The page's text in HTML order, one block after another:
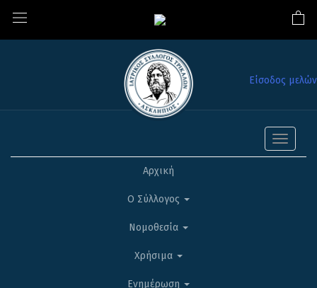
Είσοδος μελών
Toggle
Αρχική
Ο Σύλλογος
Νομοθεσία
Χρήσιμα
Ενημέρωση